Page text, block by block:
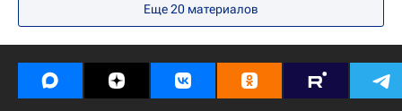
НАТО Саммит НАТО
Еще20 материалов